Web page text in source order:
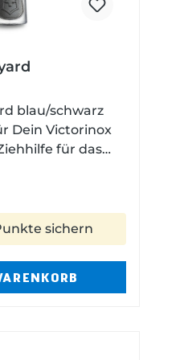
cm
Öffnung:
blau/schwarz
Dein Victorinox
für das
sichern